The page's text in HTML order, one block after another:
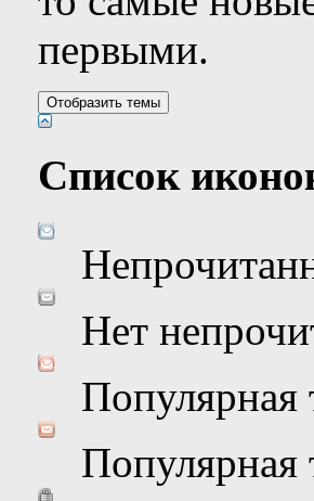
первыми.
Список
Нет
Популярная